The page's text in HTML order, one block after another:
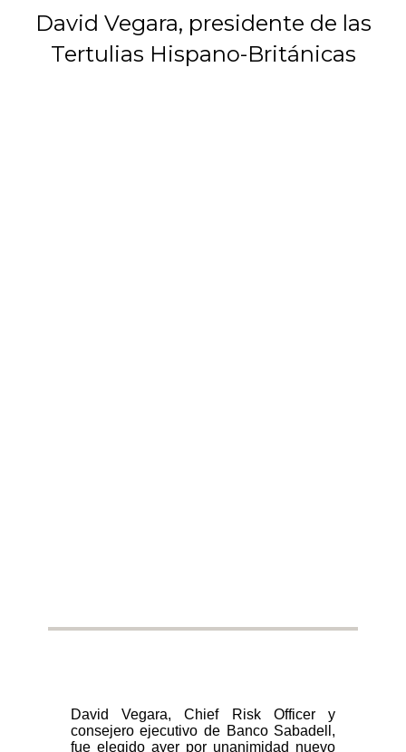
David Vegara, presidente de las
Tertulias Hispano-Británicas
David Vegara, Chief Risk Officer y
consejero ejecutivo de Banco Sabadell,
fue elegido ayer por unanimidad nuevo